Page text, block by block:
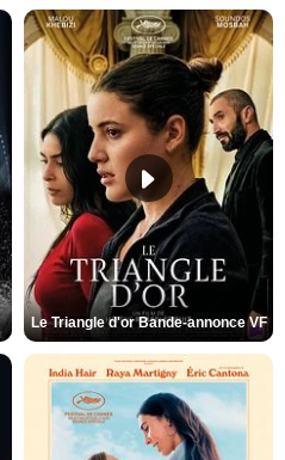
Le Triangle d'or Bande-annonce VF